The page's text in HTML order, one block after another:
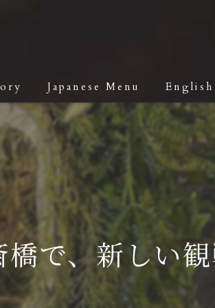
Japanese Menu English
橋で、新しい